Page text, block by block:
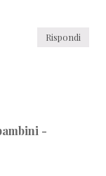
Rispondi
-